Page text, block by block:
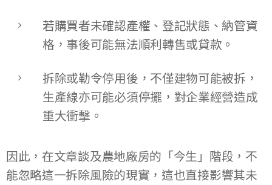
若購買者未確認產權、登記狀態、納管資
格，事後可能無法順利轉售或貸款。
拆除或勒令停用後，不僅建物可能被拆，
生產線亦可能必須停擺，對企業經營造成
重大衝擊。
因此，在文章談及農地廠房的「今生」階段，不
能忽略這一拆除風險的現實，這也直接影響其未